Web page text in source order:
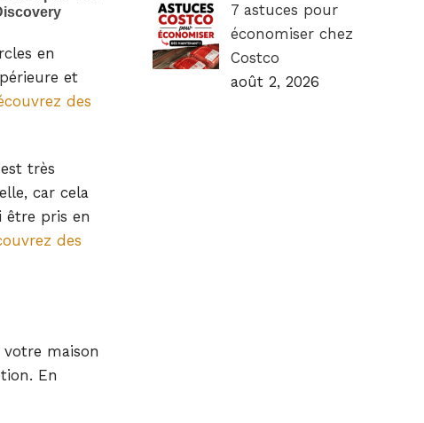
en
et
des
très
car cela
être pris en
des
maison
En
7 astuces pour
économiser chez
Costco
août 2, 2026